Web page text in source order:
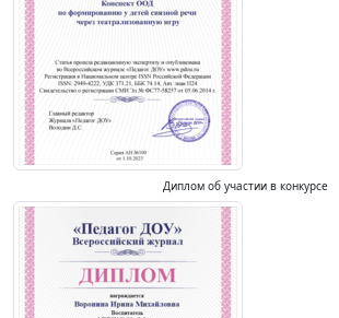
Диплом об участии в конкурсе